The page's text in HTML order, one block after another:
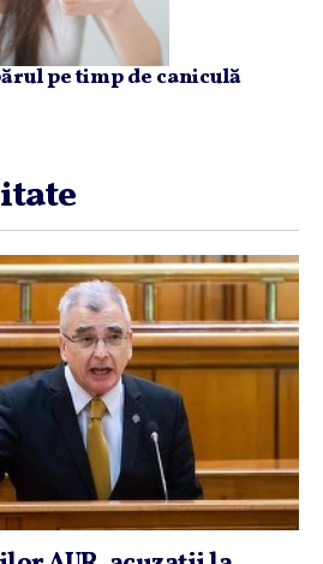
pe timp de caniculă